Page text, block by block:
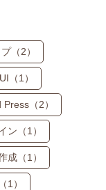
（2）
UI （1）
Press （2）
ン （1）
成 （1）
（1）